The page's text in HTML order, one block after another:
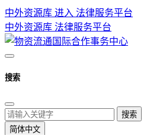
中外资源库 进入 法律服务平台
中外资源库 法律服务平台
搜索
搜索
简体中文